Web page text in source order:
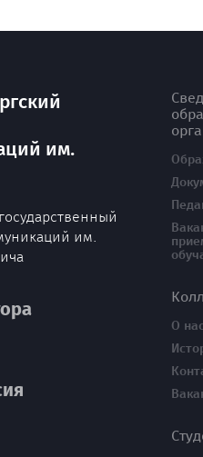
им.
им.
О нас